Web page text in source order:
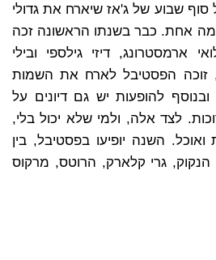
סוף שבוע של ג'אז שיארח את גדולי
אחת. כבר בשנתו הראשונה זכה
ארמסטרונג, דיזי גילספי ובילי
זוכה הפסטיבל לארח את השמות
להופעות יש גם דיונים על
לצד אלה, ולמי שלא יכול בלי,
השנה יופיעו בפסטיבל, בין
הנקוק, גרי קלארק, הרוטס, מרקוס